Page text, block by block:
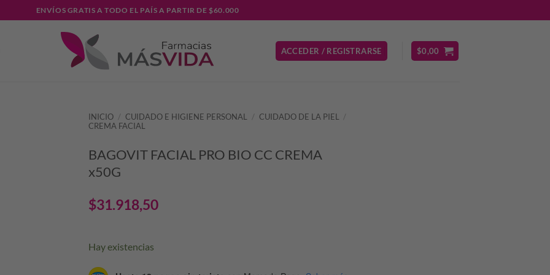
ENVÍOS GRATIS A TODO EL PAÍS A PARTIR DE $60.000
ACCEDER / REGISTRARSE $0,00
INICIO / CUIDADO E HIGIENE PERSONAL / CUIDADO DE LA PIEL
/
CREMA FACIAL
BAGOVIT FACIAL PRO BIO CC CREMA
x50G
$31.918,50
Hay existencias